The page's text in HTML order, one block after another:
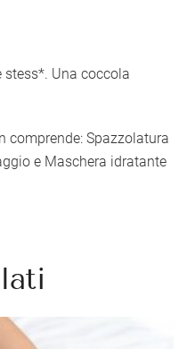
stess*. Una coccola
comprende: Spazzolatura
e Maschera idratante